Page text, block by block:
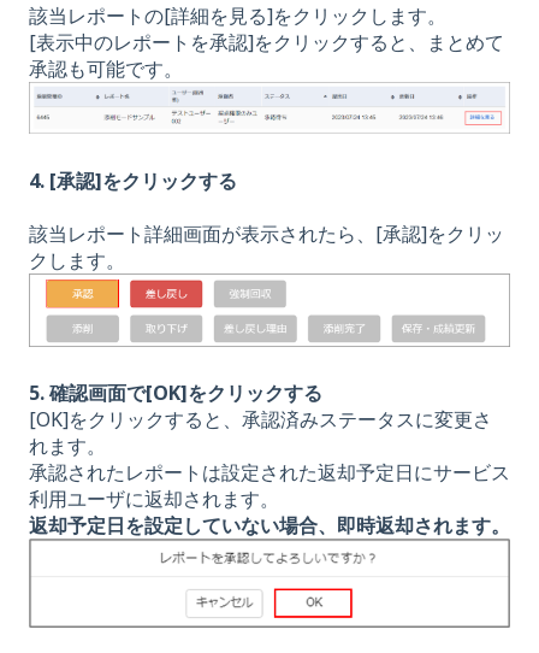
該当レポートの[詳細を見る]をクリックします。
[表示中のレポートを承認]をクリックすると、まとめて
承認も可能です。
4. [承認]をクリックする
該当レポート詳細画面が表示されたら、[承認]をクリッ
クします。
5. 確認画面で[OK]をクリックする
[OK]をクリックすると、承認済みステータスに変更さ
れます。
承認されたレポートは設定された返却予定日にサービス
利用ユーザに返却されます。
返却予定日を設定していない場合、 即時返却されます。